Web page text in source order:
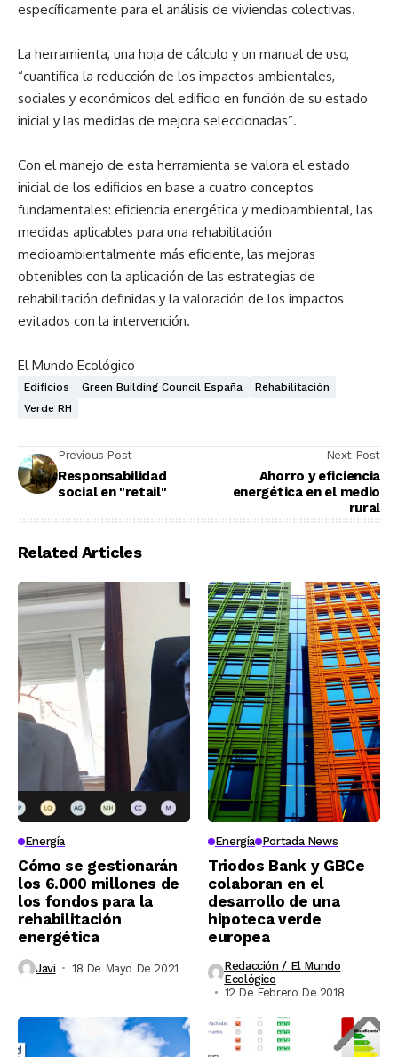
específicamente para el análisis de viviendas colectivas.
La herramienta, una hoja de cálculo y un manual de uso,
“cuantifica la reducción de los impactos ambientales,
sociales y económicos del edificio en función de su estado
inicial y las medidas de mejora seleccionadas”.
Con el manejo de esta herramienta se valora el estado
inicial de los edificios en base a cuatro conceptos
fundamentales: eficiencia energética y medioambiental, las
medidas aplicables para una rehabilitación
medioambientalmente más eficiente, las mejoras
obtenibles con la aplicación de las estrategias de
rehabilitación definidas y la valoración de los impactos
evitados con la intervención.
El Mundo Ecológico
Edificios Green Building Council España
Rehabilitación
Verde RH
Previous Post
Responsabilidad
social en "retail"
Next Post
Ahorro y eficiencia
energética en el medio
rural
Related Articles
Energía
Cómo se gestionarán
los 6.000 millones de
los fondos para la
rehabilitación
energética
Javi 18 De Mayo De 2021
Energía Portada News
Triodos Bank y GBCe
colaboran en el
desarrollo de una
hipoteca verde
europea
Redacción / El Mundo
Ecológico
12 De Febrero De 2018